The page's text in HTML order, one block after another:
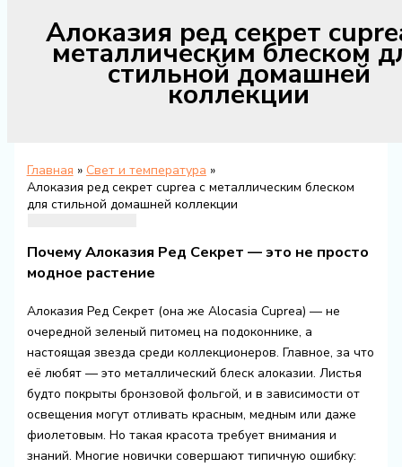
Алоказия ред секрет
металлическим блеском
стильной домашней
коллекции
Главная
Свет и температура
Алоказия ред секрет cuprea с металлическим блеском
для стильной домашней коллекции
Почему Алоказия Ред Секрет — это не просто
модное растение
Алоказия Ред Секрет (она же Alocasia Cuprea) — не
очередной зеленый питомец на подоконнике, а
настоящая звезда среди коллекционеров. Главное, за что
её любят — это металлический блеск алоказии. Листья
будто покрыты бронзовой фольгой, и в зависимости от
освещения могут отливать красным, медным или даже
фиолетовым. Но такая красота требует внимания и
знаний. Многие новички совершают типичную ошибку: